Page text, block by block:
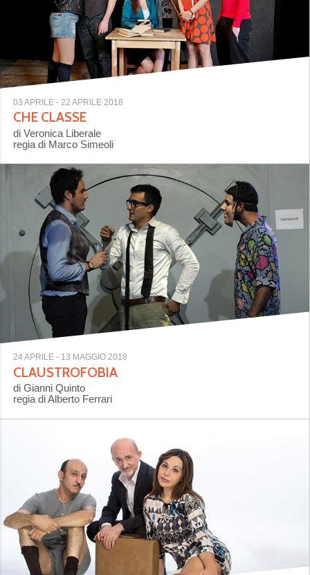
03 APRILE - 22 APRILE 2018
CHE CLASSE
di Veronica Liberale
regia di Marco Simeoli
24 APRILE - 13 MAGGIO 2018
CLAUSTROFOBIA
di Gianni Quinto
regia di Alberto Ferrari